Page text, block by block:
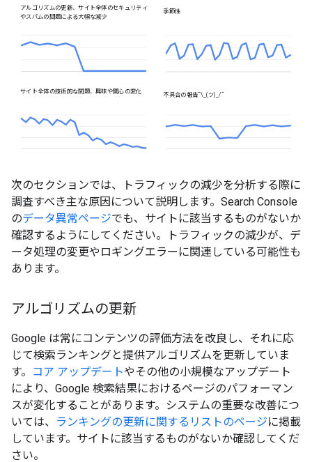
アルゴリズムの更新、サイト全体のセキュリティ
やスパムの問題による大幅な減少
季節性
サイト全体の技術的な問題、興味や関心の変化
不具合の報告¯\_(ツ)_/¯
次のセクションでは、トラフィックの減少を分析する際に
調査すべき主な原因について説明します。Search Console
のデータ異常ページでも、サイトに該当するものがないか
確認するようにしてください。トラフィックの減少が、デ
ータ処理の変更やロギングエラーに関連している可能性も
あります。
アルゴリズムの更新
Google は常にコンテンツの評価方法を改良し、それに応
じて検索ランキングと提供アルゴリズムを更新していま
す。
コア アップデートやその他の小規模なアップデート
により、Google 検索結果におけるページのパフォーマン
スが変化することがあります。システムの重要な改善につ
いては、
ランキングの更新に関するリストのページに掲載
しています。サイトに該当するものがないか確認してくだ
さい。